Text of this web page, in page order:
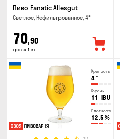
Пиво Fanatic Allesgut
Светлое, Нефильтрованное, 4°
70,90
грн за 1 кг
Крепость
4°
Горечь
11 IBU
Плотность
12.5 %